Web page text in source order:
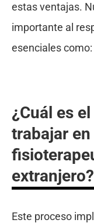
estas ventajas.
importante al
esenciales como:
¿Cuál es
trabajar en
extranjero?
Este proceso